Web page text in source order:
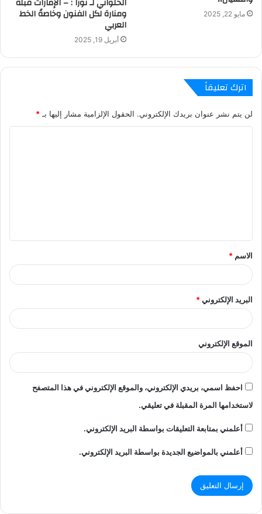
مايو 22, 2025 ومنارة لكل الفنون وخاصةً الخط
العربي
أبريل 19, 2025
اترك تعليقاً
لن يتم نشر عنوان بريدك الإلكتروني. الحقول الإلزامية مشار إليها بـ *
ق
*
الاسم *
البريد الإلكتروني*
الموقع الإلكتروني
احفظ اسمي، بريدي الإلكتروني، والموقع الإلكتروني في هذا المتصفح
لاستخدامها المرة المقبلة في تعليقي.
أعلمني بمتابعة التعليقات بواسطة البريد الإلكتروني.
أعلمني بالمواضيع الجديدة بواسطة البريد الإلكتروني.